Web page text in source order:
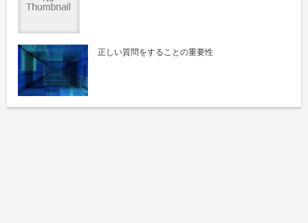
正しい質問をすることの重要性